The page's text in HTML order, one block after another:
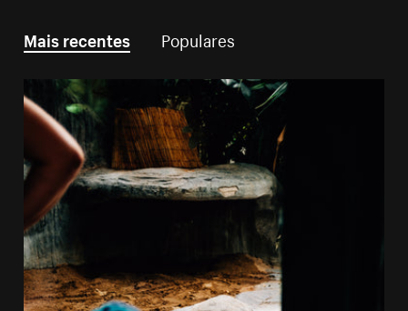
Mais recentes Populares